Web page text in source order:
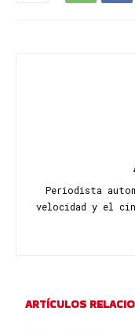
Periodista
velocidad y el
ARTÍCULOS